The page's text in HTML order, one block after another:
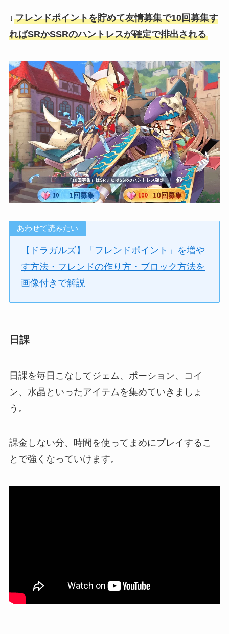
↓フレンドポイントを貯めて友情募集で10回募集す
ればSRかSSRのハントレスが確定で排出される
あわせて読みたい
【ドラガルズ】「フレンドポイント」を増や
す方法・フレンドの作り方・ブロック方法を
画像付きで解説
日課
日課を毎日こなしてジェム、ポーション、コイ
ン、水晶といったアイテムを集めていきましょ
う。
課金しない分、時間を使ってまめにプレイするこ
とで強くなっていけます。